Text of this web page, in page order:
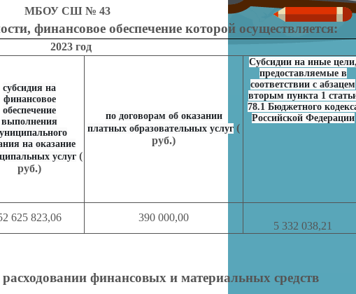
МБОУ СШ № 43
финансовое обеспечение которой осуществляется:
2023 год
субсидия на
финансовое
обеспечение
выполнения
на оказание
услуг (
руб.)
по договорам об оказании
платных образовательных услуг (
руб.)
Субсидии на иные
предоставляемые в
соответствии с абзацем
вторым пункта 1
78.1 Бюджетного
Российской Федерации
625 823,06 390 000,00
5 332 038,21
финансовых и материальных средств